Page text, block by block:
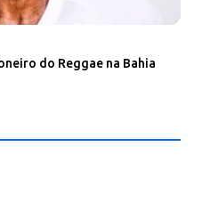
do Reggae na Bahia